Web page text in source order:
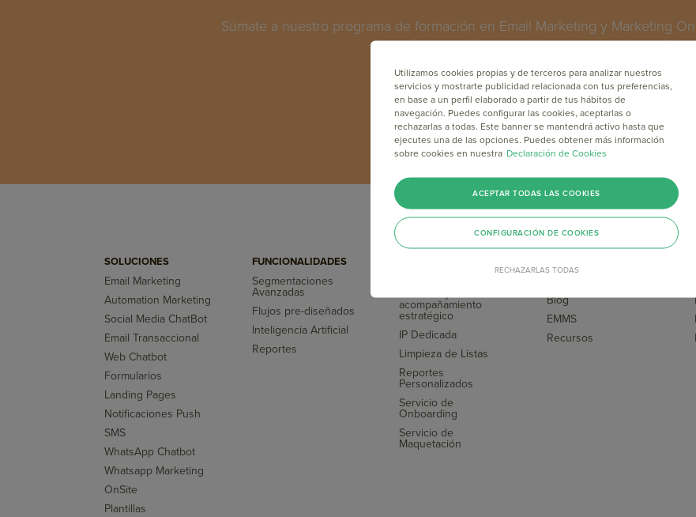
Súmate a nuestro programa de formación en Email Marketing y Marketing
los máximos referentes del sector a nivel mundial.
INSCRÍBETE GRATIS
SOLUCIONES
Email Marketing
Automation Marketing
Social Media ChatBot
Email Transaccional
Web Chatbot
Formularios
Landing Pages
Notificaciones Push
SMS
WhatsApp Chatbot
Whatsapp Marketing
OnSite
Plantillas
FUNCIONALIDADES
Segmentaciones
Avanzadas
Flujos pre-diseñados
Inteligencia Artificial
Reportes
COMPLEMENTARIOS
Asesoría y
acompañamiento
estratégico
IP Dedicada
Limpieza de Listas
Reportes
Personalizados
Servicio de
Onboarding
Servicio de
Maquetación
Blog
EMMS
Recursos
Utilizamos cookies propias y de terceros para analizar nuestros
servicios y mostrarte publicidad relacionada con tus preferencias,
en base a un perfil elaborado a partir de tus hábitos de
navegación. Puedes configurar las cookies, aceptarlas o
rechazarlas a todas. Este banner se mantendrá activo hasta que
ejecutes una de las opciones. Puedes obtener más información
sobre cookies en nuestra Declaración de Cookies
RECHAZARLAS TODAS
ACEPTAR TODAS LAS COOKIES
CONFIGURACIÓN DE COOKIES